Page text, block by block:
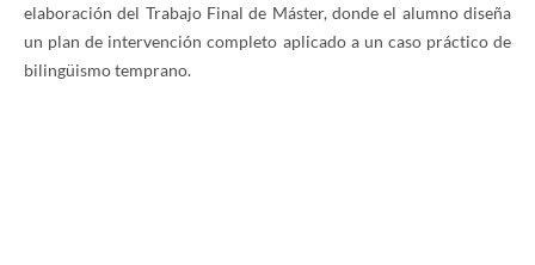
elaboración del Trabajo Final de Máster, donde el alumno diseña
un plan de intervención completo aplicado a un caso práctico de
bilingüismo temprano.